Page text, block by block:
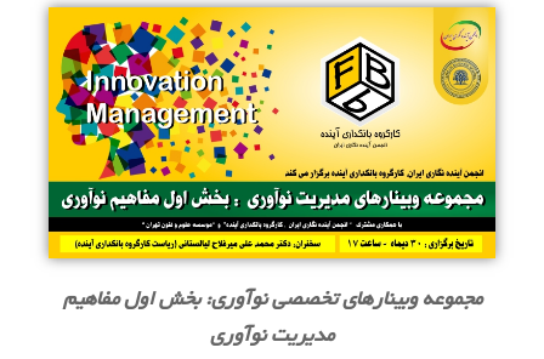
مجموعه وبینارهاى تخصصى نوآورى: بخش اول مفاهیم
مدیریت نوآورى